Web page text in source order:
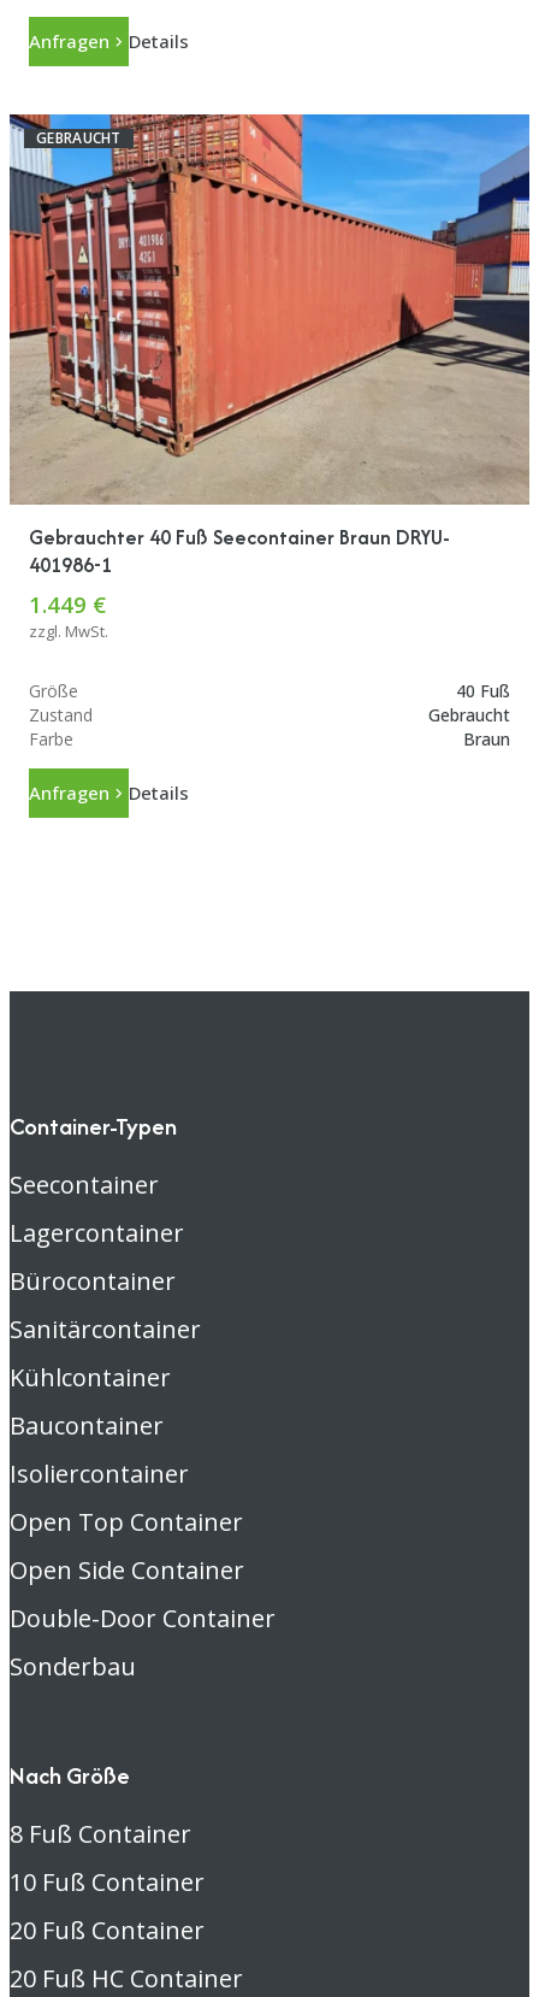
Anfragen Details
GEBRAUCHT
Gebrauchter 40 Fuß Seecontainer Braun DRYU-
401986-1
1.449 €
zzgl. MwSt.
Größe
40 Fuß
Zustand
Gebraucht
Farbe
Braun
Anfragen Details
Container-Typen
Seecontainer
Lagercontainer
Bürocontainer
Sanitärcontainer
Kühlcontainer
Baucontainer
Isoliercontainer
Open Top Container
Open Side Container
Double-Door Container
Sonderbau
Nach Größe
8 Fuß Container
10 Fuß Container
20 Fuß Container
20 Fuß HC Container